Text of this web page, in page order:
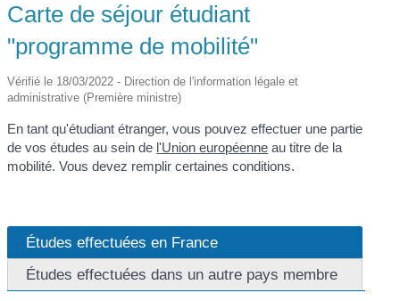
Carte de séjour étudiant
"programme de mobilité"
Vérifié le 18/03/2022 - Direction de l'information légale et
administrative (Première ministre)
En tant qu'étudiant étranger, vous pouvez effectuer une partie
de vos études au sein de l'Union européenne au titre de la
mobilité. Vous devez remplir certaines conditions.
Études effectuées en France
Études effectuées dans un autre pays membre